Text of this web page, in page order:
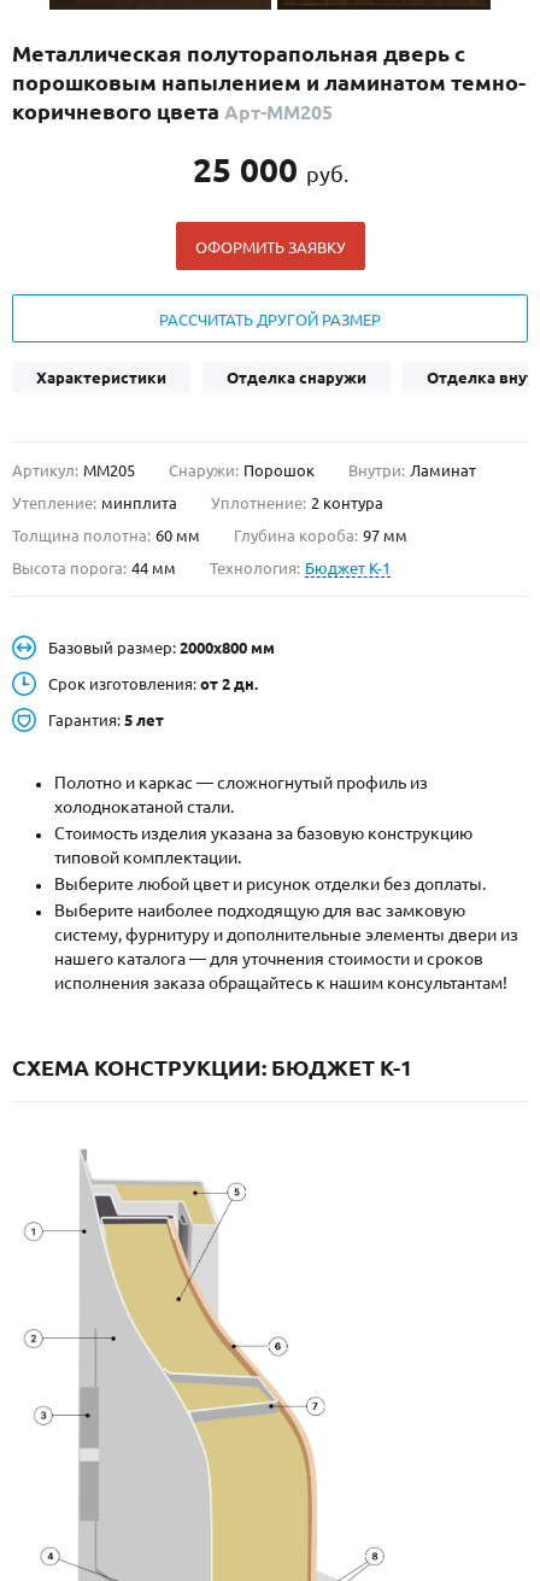
С реечным дизайном(29)
ПО НАЗНАЧЕНИЮ
ПО ОСОБЕННОСТЯМ
Популярные двери
Двери со скидкой
ДВЕРИ С ТЕРМОРАЗРЫВОМ
ГАЛЕРЕЯ
ОПЛАТА
УСТАНОВКА
КОНТАКТЫ
Металлические двери от производителя с доставкой и установкой в
НАЙТИ:
ПН-СБ - с 9:00 до 21:00, ВС - до 19:00
+7 (495) 411-44-41
INFO@META-M.RU
ЗАПРОСИТЬ РАСЧЕТ
Записаться на замер
Металлическая полуторапольная дверь с
порошковым напылением и ламинатом темно-
коричневого цвета Арт-ММ205
25 000 руб.
ОФОРМИТЬ ЗАЯВКУ
РАССЧИТАТЬ ДРУГОЙ РАЗМЕР
Характеристики Отделка снаружи Отделка
Артикул: ММ205 Снаружи: Порошок Внутри: Ламинат
Утепление: минплита Уплотнение: 2 контура
Толщина полотна: 60 мм Глубина короба: 97 мм
Высота порога: 44 мм Технология: Бюджет К-1
Базовый размер: 2000х800 мм
Срок изготовления: от 2 дн.
Гарантия: 5 лет
Полотно и каркас — сложногнутый профиль из
холоднокатаной стали.
Стоимость изделия указана за базовую конструкцию
типовой комплектации.
Выберите любой цвет и рисунок отделки без доплаты.
Выберите наиболее подходящую для вас замковую
систему, фурнитуру и дополнительные элементы двери из
нашего каталога — для уточнения стоимости и сроков
исполнения заказа обращайтесь к нашим консультантам!
СХЕМА КОНСТРУКЦИИ: БЮДЖЕТ К-1